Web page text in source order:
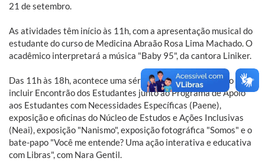
21 de setembro.
As atividades têm início às 11h, com a apresentação musical do
estudante do curso de Medicina Abraão Rosa Lima Machado. O
acadêmico interpretará a música "Baby 95", da cantora Liniker.
Das 11h às 18h, acontece uma série de atividades que vão
incluir Encontrão dos Estudantes junto ao Programa de Apoio
aos Estudantes com Necessidades Específicas (Paene),
exposição e oficinas do Núcleo de Estudos e Ações Inclusivas
(Neai), exposição "Nanismo", exposição fotográfica "Somos" e o
bate-papo "Você me entende? Uma ação interativa e educativa
com Libras", com Nara Gentil.